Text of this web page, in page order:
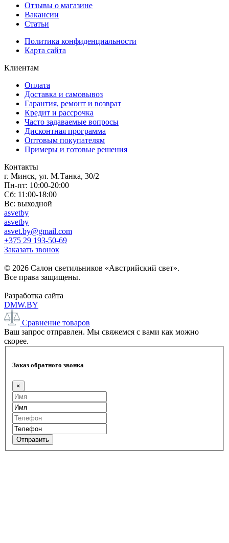
Отзывы о магазине
Вакансии
Статьи
Политика конфиденциальности
Карта сайта
Клиентам
Оплата
Доставка и самовывоз
Гарантия, ремонт и возврат
Кредит и рассрочка
Часто задаваемые вопросы
Дисконтная программа
Оптовым покупателям
Примеры и готовые решения
Контакты
г. Минск, ул. М.Танка, 30/2
Пн-пт: 10:00-20:00
Сб: 11:00-18:00
Вс: выходной
asvetby
asvetby
asvet.by@gmail.com
+375 29 193-50-69
Заказать звонок
© 2026 Салон светильников «Австрийский свет».
Все права защищены.
Разработка сайта
DMW.BY
Сравнение товаров
Ваш запрос отправлен. Мы свяжемся с вами как можно
скорее.
Заказ обратного звонка
×
Отправить